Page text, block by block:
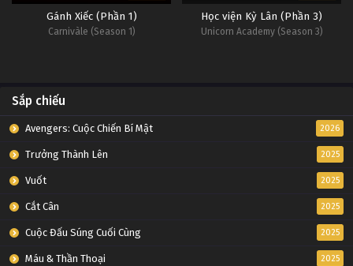
Gánh Xiếc (Phần 1)
Carnivàle (Season 1)
Học viện Kỳ Lân (Phần 3)
Unicorn Academy (Season 3)
Sắp chiếu
Avengers: Cuộc Chiến Bí Mật 2026
Trưởng Thành Lên 2025
Vuốt 2025
Cắt Cân 2025
Cuộc Đấu Súng Cuối Cùng 2025
Máu & Thần Thoại 2025